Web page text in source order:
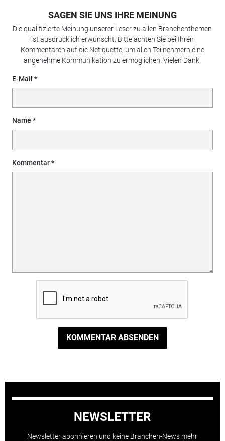
SAGEN SIE UNS IHRE MEINUNG
Die qualifizierte Meinung unserer Leser zu allen Branchenthemen
ist ausdrücklich erwünscht. Bitte achten Sie bei Ihren
Kommentaren auf die Netiquette, um allen Teilnehmern eine
angenehme Kommunikation zu ermöglichen. Vielen Dank!
E-Mail
Name
Kommentar
KOMMENTAR ABSENDEN
NEWSLETTER
Newsletter abonnieren und keine Branchen-News mehr